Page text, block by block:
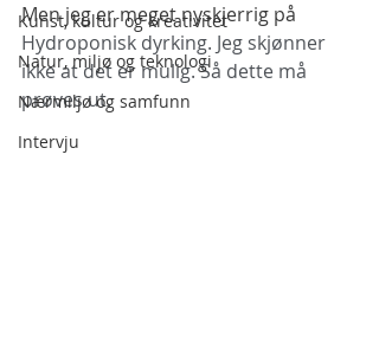
Kunst, kultur og kreativitet
Natur, miljø og teknologi
Nærmiljø og samfunn
Intervju
Men jeg er meget nyskjerrig på
Hydroponisk dyrking. Jeg skjønner
ikke at det er mulig. Så dette må
prøves ut.